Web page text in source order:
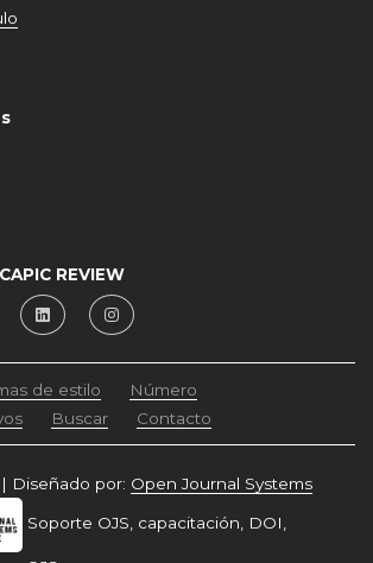
REVIEW
de estilo
Número
Buscar Contacto
Diseñado por: Open Journal Systems
Soporte OJS, capacitación, DOI,